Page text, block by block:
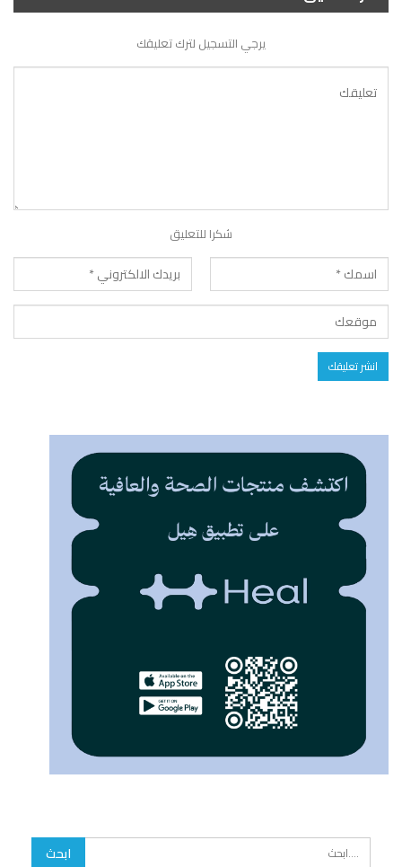
يرجي التسجيل لترك تعليقك
شكرا للتعليق